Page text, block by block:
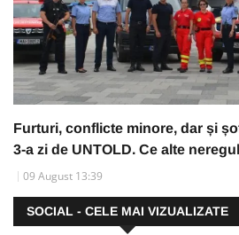
Furturi, conflicte minore, dar și
3-a zi de UNTOLD. Ce alte
09 August 13:39
SOCIAL - CELE MAI VIZUALIZATE